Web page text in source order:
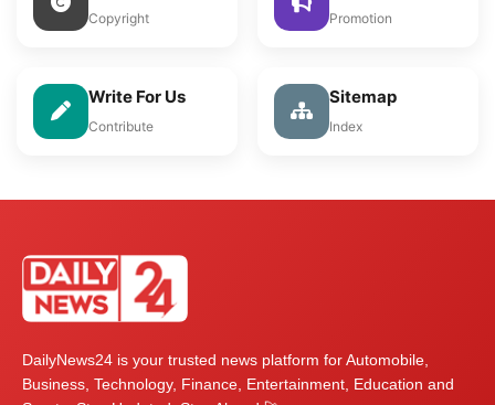
Copyright Promotion
Write For Us
Contribute
Sitemap
Index
DailyNews24 is your trusted news platform for Automobile,
Business, Technology, Finance, Entertainment, Education and